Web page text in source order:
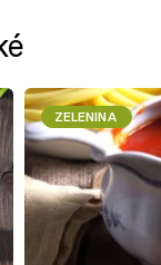
ZELENINA